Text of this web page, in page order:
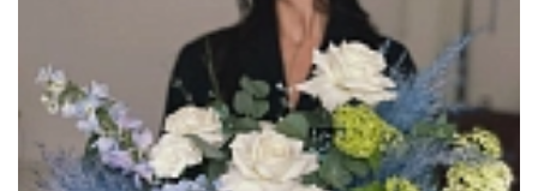
работаем круглосуточно